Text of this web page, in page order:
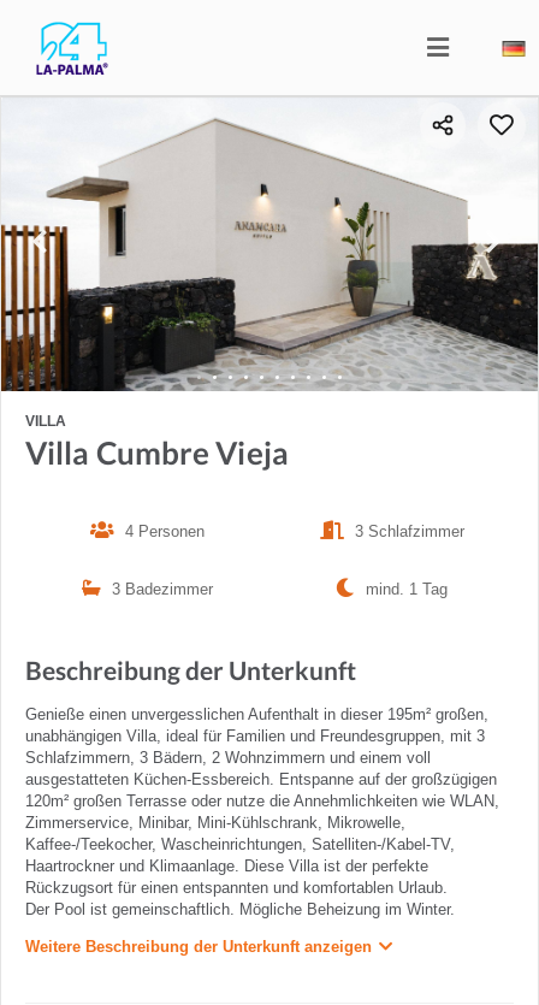
VILLA
Villa Cumbre Vieja
4 Personen 3 Schlafzimmer
3 Badezimmer mind. 1 Tag
Beschreibung der Unterkunft
Genieße einen unvergesslichen Aufenthalt in dieser 195m² großen,
unabhängigen Villa, ideal für Familien und Freundesgruppen, mit 3
Schlafzimmern, 3 Bädern, 2 Wohnzimmern und einem voll
ausgestatteten Küchen-Essbereich. Entspanne auf der großzügigen
120m² großen Terrasse oder nutze die Annehmlichkeiten wie WLAN,
Zimmerservice, Minibar, Mini-Kühlschrank, Mikrowelle,
Kaffee-/Teekocher, Wascheinrichtungen, Satelliten-/Kabel-TV,
Haartrockner und Klimaanlage. Diese Villa ist der perfekte
Rückzugsort für einen entspannten und komfortablen Urlaub.
Der Pool ist gemeinschaftlich. Mögliche Beheizung im Winter.
Weitere Beschreibung der Unterkunft anzeigen